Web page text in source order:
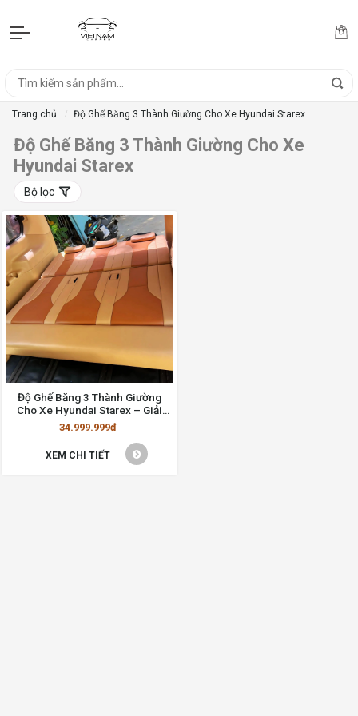
Trang chủ Độ Ghế Băng 3 Thành Giường Cho Xe Hyundai Starex
Độ Ghế Băng 3 Thành Giường Cho Xe
Hyundai Starex
Bộ lọc
Độ Ghế Băng 3 Thành Giường
Cho Xe Hyundai Starex – Giải
Pháp Tiện Ích và Sang Trọng
34.999.999đ
XEM CHI TIẾT